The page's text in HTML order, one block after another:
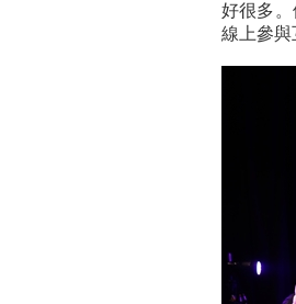
好很多
線上參與